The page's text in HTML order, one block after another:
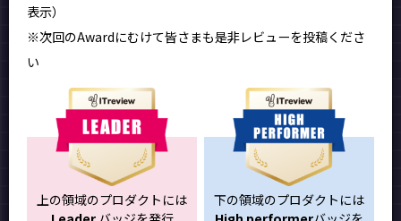
表示）
※次回のAwardにむけて皆さまも是非レビューを投稿くださ
い
上の領域のプロダクトには
下の領域のプロダクトには